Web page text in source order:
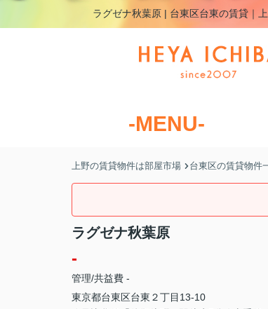
ラグゼナ秋葉原 | 台東区台東の賃貸｜
-MENU-
上野の賃貸物件は部屋市場 台東区の賃貸物件
ラグゼナ秋葉原
-
管理/共益費 -
東京都台東区台東 ２丁目13-10